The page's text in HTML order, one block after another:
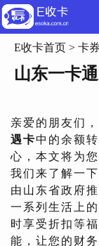
E收卡首页 > 卡
山东一卡
亲爱的朋友们
遇卡中的余额
心，本文将为
我们来了解一
由山东省政府
一系列生活上
时享受折扣等
能，让您的财